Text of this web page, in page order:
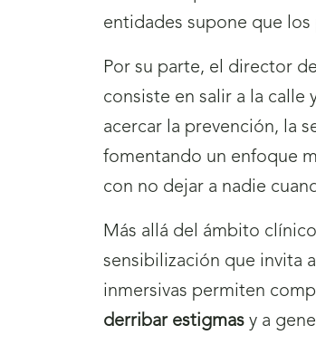
entidades supone que
Por su parte, el director
consiste en salir a la calle
acercar la prevención, la
fomentando un enfoque
con no dejar a nadie
Más allá del ámbito
sensibilización que invita
inmersivas permiten
derribar estigmas y a